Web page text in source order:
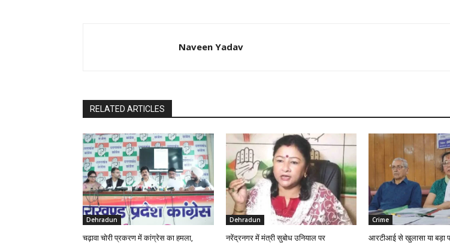
Naveen Yadav
RELATED ARTICLES
Dehradun
चढ़ावा चोरी प्रकरण में कांग्रेस का हमला,
Dehradun
नरेंद्रनगर में मंत्री सुबोध उनियाल पर
Crime
आरटीआई से खुलासा या बड़ा